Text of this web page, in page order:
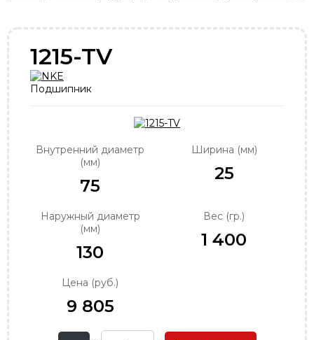
+7 (831) 215-14-27
order@podshipnik-nn.ru
1215-TV
Подшипник
Внутренний диаметр
(мм)
75
Ширина (мм)
25
Наружный диаметр
(мм)
130
Вес (гр.)
1 400
Цена (руб.)
9 805